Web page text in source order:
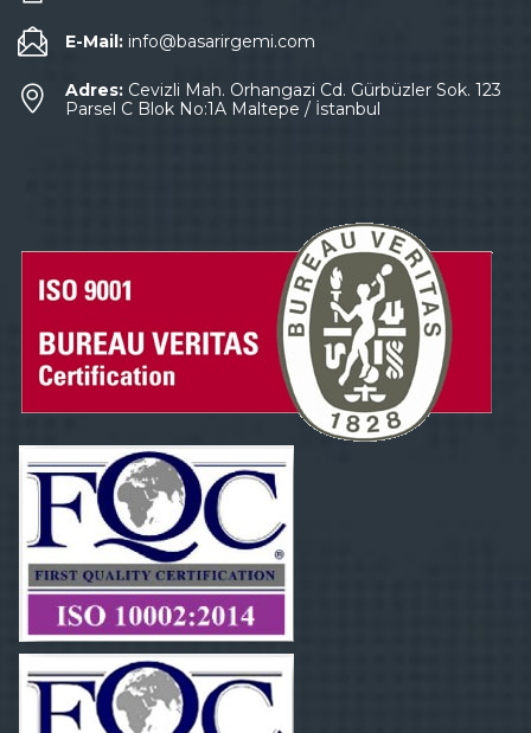
E-Mail: info@basarirgemi.com
Adres: Cevizli Mah. Orhangazi Cd. Gürbüzler Sok. 123
Parsel C Blok No:1A Maltepe / İstanbul